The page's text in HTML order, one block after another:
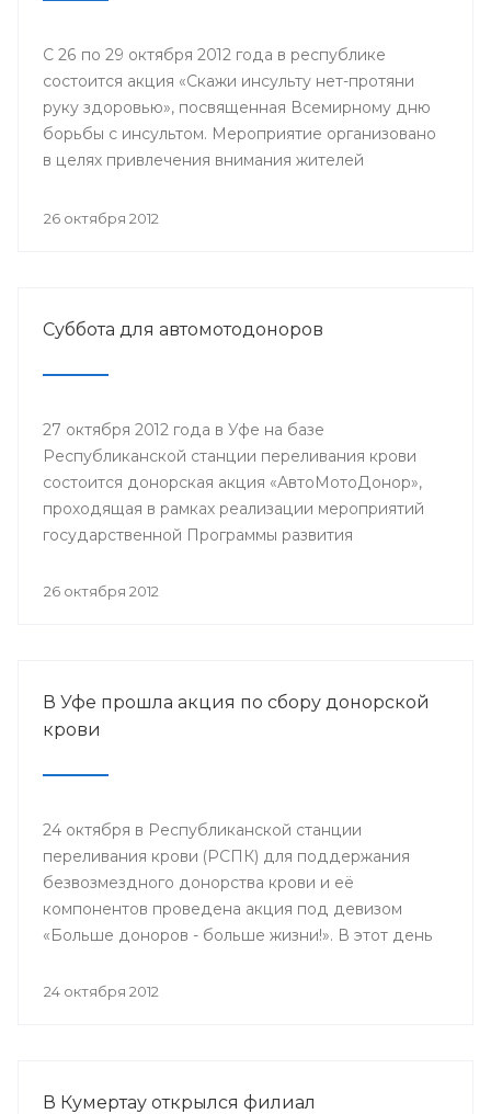
С 26 по 29 октября 2012 года в республике
состоится акция «Скажи инсульту нет-протяни
руку здоровью», посвященная Всемирному дню
борьбы с инсультом. Мероприятие организовано
в целях привлечения внимания жителей
цереброваскулярных заболеваний и инсульта,
26 октября 2012
Суббота для автомотодоноров
27 октября 2012 года в Уфе на базе
Республиканской станции переливания крови
состоится донорская акция «АвтоМотоДонор»,
проходящая в рамках реализации мероприятий
государственной Программы развития
компонентов.
26 октября 2012
В Уфе прошла акция по сбору донорской
крови
24 октября в Республиканской станции
переливания крови (РСПК) для поддержания
безвозмездного донорства крови и её
компонентов проведена акция под девизом
«Больше доноров - больше жизни!». В этот день
работники Главного управления МЧС России по
24 октября 2012
В Кумертау открылся филиал